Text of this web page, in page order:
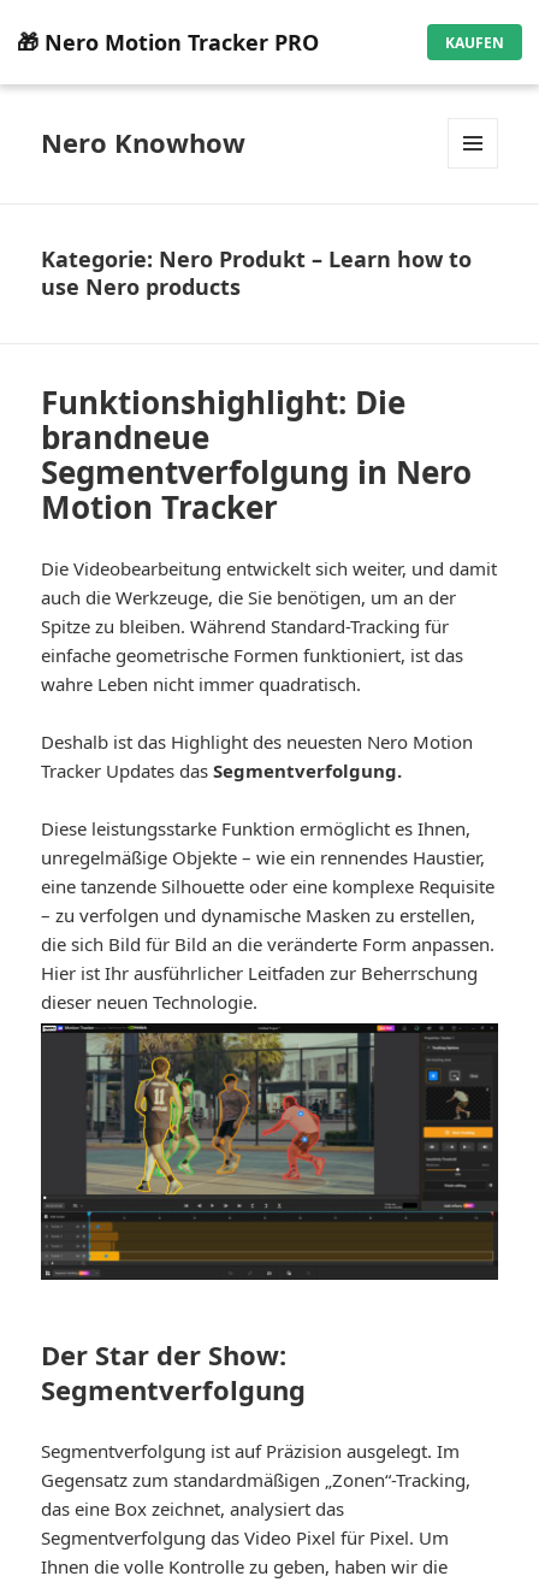
🎁 Nero Motion Tracker PRO KAUFEN
Nero Knowhow
Kategorie: Nero Produkt – Learn how to
use Nero products
Funktionshighlight: Die
brandneue
Segmentverfolgung in Nero
Motion Tracker
Die Videobearbeitung entwickelt sich weiter, und damit
auch die Werkzeuge, die Sie benötigen, um an der
Spitze zu bleiben. Während Standard-Tracking für
einfache geometrische Formen funktioniert, ist das
wahre Leben nicht immer quadratisch.
Deshalb ist das Highlight des neuesten Nero Motion
Tracker Updates dasSegmentverfolgung.
Diese leistungsstarke Funktion ermöglicht es Ihnen,
unregelmäßige Objekte – wie ein rennendes Haustier,
eine tanzende Silhouette oder eine komplexe Requisite
– zu verfolgen und dynamische Masken zu erstellen,
die sich Bild für Bild an die veränderte Form anpassen.
Hier ist Ihr ausführlicher Leitfaden zur Beherrschung
dieser neuen Technologie.
Der Star der Show:
Segmentverfolgung
Segmentverfolgung ist auf Präzision ausgelegt. Im
Gegensatz zum standardmäßigen „Zonen“-Tracking,
das eine Box zeichnet, analysiert das
Segmentverfolgung das Video Pixel für Pixel. Um
Ihnen die volle Kontrolle zu geben, haben wir die